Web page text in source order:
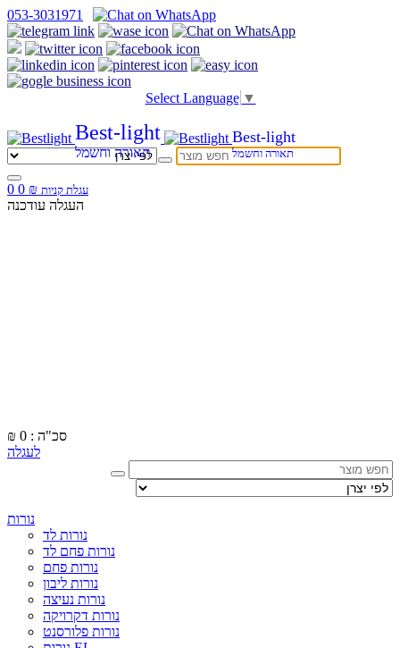
053-3031971
Select Language ▼
Best-light
תאורה וחשמל
Best-light
תאורה וחשמל
0 עגלת קניות ₪
0
העגלה עודכנה
₪
סכ"ה : 0
לעגלה
נורות
נורות לד
נורות פחם לד
נורות פחם
נורות ליבון
נורות נעיצה
נורות דקרויקה
נורות פלורסנט